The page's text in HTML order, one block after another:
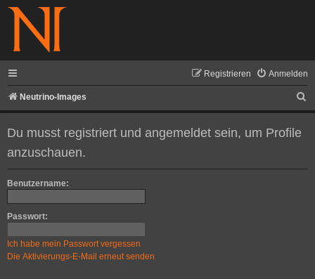
Anmelden
Registrieren
Neutrino-Images
u
e
Du musst registriert und angemeldet sein, um Profile
anzuschauen.
Benutzername:
Passwort:
Ich habe mein Passwort vergessen
Die Aktivierungs-E-Mail erneut senden